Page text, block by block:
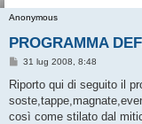
Anonymous
PROGRAMMA
M
s
s
a
g
31 lug 2008, 8:48
Riporto qui di seguito il
così come stilato dal